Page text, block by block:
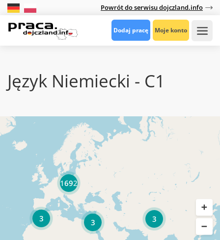
Powrót do serwisu dojczland.info
Dodaj pracę Moje konto
Język Niemiecki - C1
3
3
3
1692